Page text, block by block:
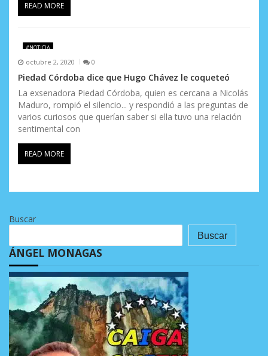
READ MORE
#NOTICIA
octubre 2, 2020 0
Piedad Córdoba dice que Hugo Chávez le coqueteó
La exsenadora Piedad Córdoba, quien es cercana a Nicolás
Maduro, rompió el silencio... y respondió a las preguntas de
varios curiosos que querían saber si ella tuvo una relación
sentimental con
READ MORE
Buscar
Buscar
ÁNGEL MONAGAS